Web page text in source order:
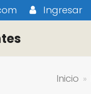
Ingresar
Inicio »